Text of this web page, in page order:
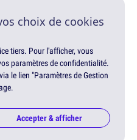
choix de cookies
tiers. Pour l'afficher, vous
paramètres de confidentialité.
le lien "Paramètres de Gestion
Accepter & afficher